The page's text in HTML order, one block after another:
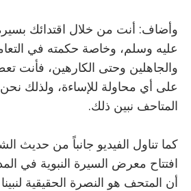
وأضاف: أنت من خلال اقتدائك
عليه وسلم، وخاصة حكمته في
والجاهلين وحتى الكارهين، فأنت
على أي محاولة للإساءة، ولذلك
المتاحف نبين ذلك.
كما تناول الفيديو جانباً من حديث
افتتاح معرض السيرة النبوية في
أن المتحف هو النصرة الحقيقية